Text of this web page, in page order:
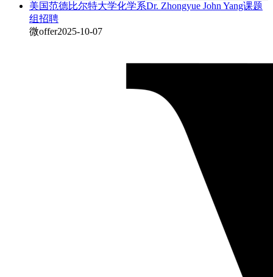
美国范德比尔特大学化学系Dr. Zhongyue John Yang课题
组招聘
微offer2025-10-07